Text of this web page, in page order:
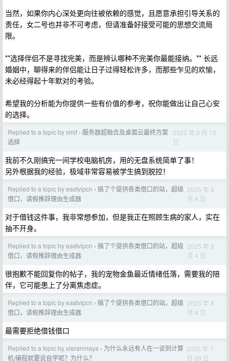
当然，如果你内心深处更向往被依赖的感觉，且愿意承担引导关系的
责任，女二号也并非不可考虑，但请准备好接受可能的思想交流局
限。
**选择伴侣不是寻找完美，而是辨认哪种不完美你最能接纳。** 长远
婚姻中，聊得来的伴侣能让日子过得轻松许多，而那些乍见的欢愉，
未必经得起十年默对的考验。
希望我的分析能为你提供一些有价值的参考，祝你能做出让自己心安
的选择。
Replied to a topic by xmlf › 服务器超融合及桌面云最终方案
选择
2025 年 9 月 15
日
我前不久刚搞完一间学校电脑机房，用的无盘系统简单了事！
另外根据我的经验，极域非常容易被学生搞到脱控！
Replied to a topic by eastvipcn › 搞了个提供各类借口的站，超级
借口，请假推辞理由生成器
2025 年 8
月 4 日
对于借钱这件事，我非常想参加，但是我正在照顾生病的家人，实在
抽不开身。
Replied to a topic by eastvipcn › 搞了个提供各类借口的站，超级
借口，请假推辞理由生成器
2025 年 8
月 4 日
很抱歉不能回复你的帖子，我的宠物金鱼最近情绪低落，需要我的陪
伴，它可能患上了分离焦虑症。
Replied to a topic by eastvipcn › 搞了个提供各类借口的站，超级
借口，请假推辞理由生成器
2025 年 8
月 4 日
最需要拒绝借钱借口
Replied to a topic by xieranmaya › 为什么永远有人在一谈到计算
机/编程就要说自学呢？为什么？
2025 年 7
月 29 日